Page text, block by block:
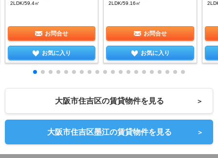
2LDK/59.4㎡
お問合せ
お気に入り
2LDK/59.16㎡
お問合せ
お気に入り
大阪市住吉区の賃貸物件を見る ＞
大阪市住吉区墨江の賃貸物件を見る ＞